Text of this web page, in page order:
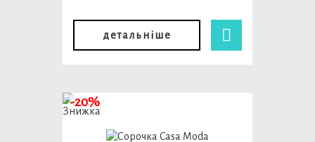
детальніше
-20%